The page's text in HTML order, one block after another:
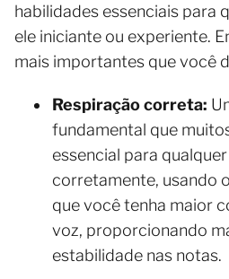
habilidades essenciais para
ele iniciante ou experiente.
mais importantes que você
Respiração correta:
fundamental que
essencial para
corretamente, usando
que você tenha maior
voz, proporcionando
estabilidade nas notas.